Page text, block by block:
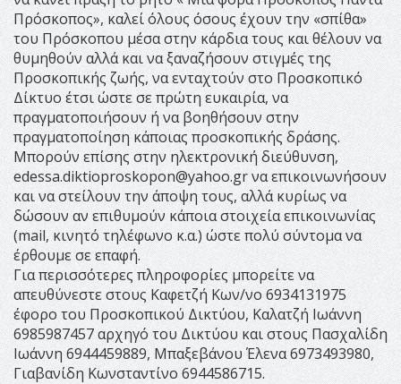
Πρόσκοπος», καλεί όλους όσους έχουν την «σπίθα»
του Πρόσκοπου μέσα στην κάρδια τους και θέλουν να
θυμηθούν αλλά και να ξαναζήσουν στιγμές της
Προσκοπικής ζωής, να ενταχτούν στο Προσκοπικό
Δίκτυο έτσι ώστε σε πρώτη ευκαιρία, να
πραγματοποιήσουν ή να βοηθήσουν στην
πραγματοποίηση κάποιας προσκοπικής δράσης.
Μπορούν επίσης στην ηλεκτρονική διεύθυνση,
edessa.diktioproskopon@yahoo.grνα επικοινωνήσουν
και να στείλουν την άποψη τους, αλλά κυρίως να
δώσουν αν επιθυμούν κάποια στοιχεία επικοινωνίας
(mail, κινητό τηλέφωνο κ.α.) ώστε πολύ σύντομα να
έρθουμε σε επαφή.
Για περισσότερες πληροφορίες μπορείτε να
απευθύνεστε στους Καφετζή Κων/νο 6934131975
έφορο του Προσκοπικού Δικτύου, Καλατζή Ιωάννη
6985987457 αρχηγό του Δικτύου και στους Πασχαλίδη
Ιωάννη 6944459889, Μπαξεβάνου Έλενα 6973493980,
Γιαβανίδη Κωνσταντίνο 6944586715.